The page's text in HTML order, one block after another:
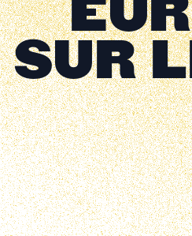
SUR